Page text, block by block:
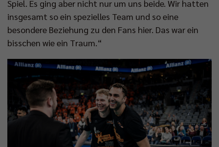
Spiel. Es ging aber nicht nur um uns beide. Wir hatten
insgesamt so ein spezielles Team und so eine
besondere Beziehung zu den Fans hier. Das war ein
bisschen wie ein Traum.“